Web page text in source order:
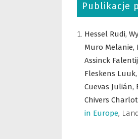
Publikacje
Hessel Rudi,
Muro Melanie,
Assinck
Fleskens Luuk,
Cuevas Julián,
Chivers
in Europe, Land